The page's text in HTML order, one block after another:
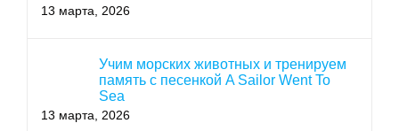
13 марта, 2026
Учим морских животных и тренируем
память с песенкой A Sailor Went To
Sea
13 марта, 2026